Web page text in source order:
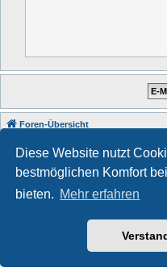
Diese Website nutzt
bestmöglichen Komfort
bieten. Mehr erfahren
Foren-Übersicht
Style
Powered byphpBB ®
Deutsche
Datenschutz